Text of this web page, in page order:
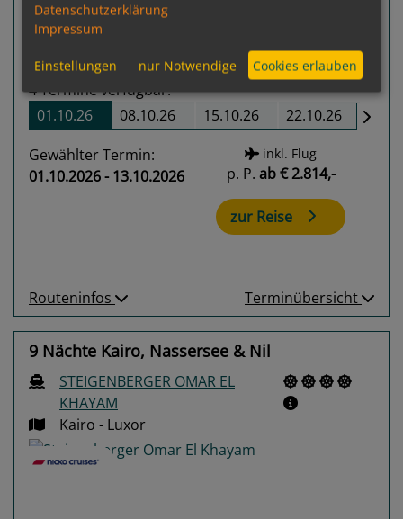
4Termine verfügbar:
01.10.26
08.10.26 15.10.26 22.10.26
Gewählter Termin:
01.10.2026 - 13.10.2026
inkl. Flug
p. P. ab€ 2.814,-
zur Reise
Routeninfos Terminübersicht
9 Nächte Kairo, Nassersee & Nil
STEIGENBERGER OMAR EL
KHAYAM
Kairo - Luxor
Datenschutzerklärung
Impressum
Einstellungen nur Notwendige Cookies erlauben